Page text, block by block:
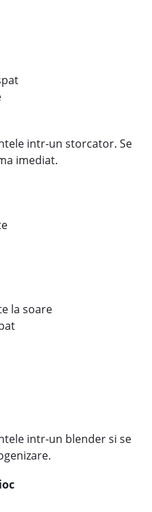
intr-un storcator. Se
imediat.
la soare
intr-un blender si se